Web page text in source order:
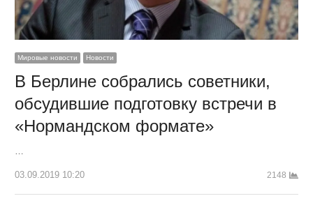
Мировые новости Новости
В Берлине собрались советники,
обсудившие подготовку встречи в
«Нормандском формате»
…
03.09.2019 10:20 2148